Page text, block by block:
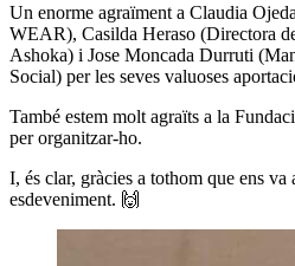
Un enorme agraïment a Claudia
WEAR), Casilda Heraso (Directora
Ashoka) i Jose Moncada Durruti
Social) per les seves valuoses
També estem molt agraïts a la
per organitzar-ho.
I, és clar, gràcies a tothom que ens va
esdeveniment. 🙌